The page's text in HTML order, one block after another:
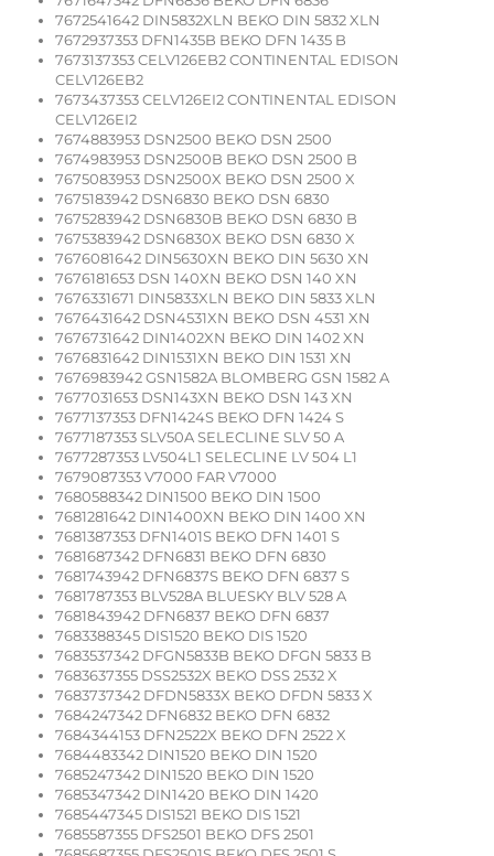
7672541642 DIN5832XLN BEKO DIN 5832 XLN
7672937353 DFN1435B BEKO DFN 1435 B
7673137353 CELV126EB2 CONTINENTAL EDISON
CELV126EB2
7673437353 CELV126EI2 CONTINENTAL EDISON
CELV126EI2
7674883953 DSN2500 BEKO DSN 2500
7674983953 DSN2500B BEKO DSN 2500 B
7675083953 DSN2500X BEKO DSN 2500 X
7675183942 DSN6830 BEKO DSN 6830
7675283942 DSN6830B BEKO DSN 6830 B
7675383942 DSN6830X BEKO DSN 6830 X
7676081642 DIN5630XN BEKO DIN 5630 XN
7676181653 DSN 140XN BEKO DSN 140 XN
7676331671 DIN5833XLN BEKO DIN 5833 XLN
7676431642 DSN4531XN BEKO DSN 4531 XN
7676731642 DIN1402XN BEKO DIN 1402 XN
7676831642 DIN1531XN BEKO DIN 1531 XN
7676983942 GSN1582A BLOMBERG GSN 1582 A
7677031653 DSN143XN BEKO DSN 143 XN
7677137353 DFN1424S BEKO DFN 1424 S
7677187353 SLV50A SELECLINE SLV 50 A
7677287353 LV504L1 SELECLINE LV 504 L1
7679087353 V7000 FAR V7000
7680588342 DIN1500 BEKO DIN 1500
7681281642 DIN1400XN BEKO DIN 1400 XN
7681387353 DFN1401S BEKO DFN 1401 S
7681687342 DFN6831 BEKO DFN 6830
7681743942 DFN6837S BEKO DFN 6837 S
7681787353 BLV528A BLUESKY BLV 528 A
7681843942 DFN6837 BEKO DFN 6837
7683388345 DIS1520 BEKO DIS 1520
7683537342 DFGN5833B BEKO DFGN 5833 B
7683637355 DSS2532X BEKO DSS 2532 X
7683737342 DFDN5833X BEKO DFDN 5833 X
7684247342 DFN6832 BEKO DFN 6832
7684344153 DFN2522X BEKO DFN 2522 X
7684483342 DIN1520 BEKO DIN 1520
7685247342 DIN1520 BEKO DIN 1520
7685347342 DIN1420 BEKO DIN 1420
7685447345 DIS1521 BEKO DIS 1521
7685587355 DFS2501 BEKO DFS 2501